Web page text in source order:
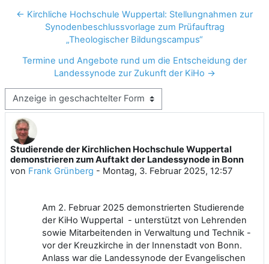
← Kirchliche Hochschule Wuppertal: Stellungnahmen zur
Synodenbeschlussvorlage zum Prüfauftrag
„Theologischer Bildungscampus“
Termine und Angebote rund um die Entscheidung der
Landessynode zur Zukunft der KiHo →
Anzeigemodus
Studierende der Kirchlichen Hochschule Wuppertal
demonstrieren zum Auftakt der Landessynode in Bonn
von Frank Grünberg - Montag, 3. Februar 2025, 12:57
Anzahl Antworten: 0
Am 2. Februar 2025 demonstrierten Studierende
der KiHo Wuppertal - unterstützt von Lehrenden
sowie Mitarbeitenden in Verwaltung und Technik -
vor der Kreuzkirche in der Innenstadt von Bonn.
Anlass war die Landessynode der Evangelischen